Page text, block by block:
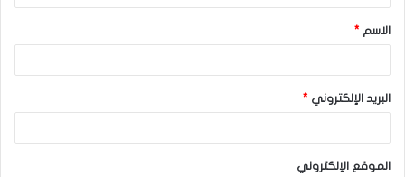
ق
*الاسم *
البريد الإلكتروني *
الموقع الإلكتروني